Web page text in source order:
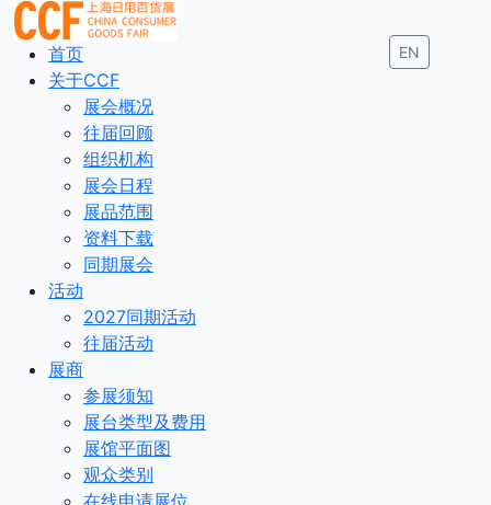
EN
首页
关于CCF
展会概况
往届回顾
组织机构
展会日程
展品范围
资料下载
同期展会
活动
2027同期活动
往届活动
展商
参展须知
展台类型及费用
展馆平面图
观众类别
在线申请展位